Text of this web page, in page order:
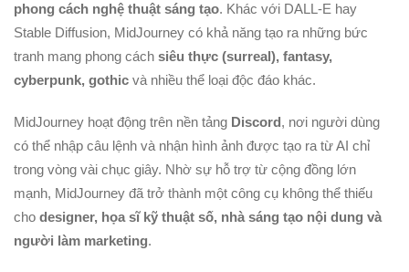
phong cách nghệ thuật sáng tạo. Khác với DALL-E hay
Stable Diffusion, MidJourney có khả năng tạo ra những bức
tranh mang phong cách siêu thực (surreal), fantasy,
cyberpunk, gothic và nhiều thể loại độc đáo khác.
MidJourney hoạt động trên nền tảng Discord, nơi người dùng
có thể nhập câu lệnh và nhận hình ảnh được tạo ra từ AI chỉ
trong vòng vài chục giây. Nhờ sự hỗ trợ từ cộng đồng lớn
mạnh, MidJourney đã trở thành một công cụ không thể thiếu
cho designer, họa sĩ kỹ thuật số, nhà sáng tạo nội dung và
người làm marketing.